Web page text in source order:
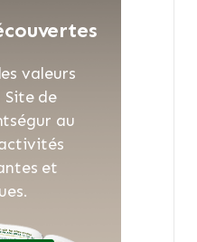
valeurs
Site de
au
et